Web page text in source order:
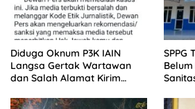
Diduga Oknum P3K IAIN
Langsa Gertak Wartawan
dan Salah Alamat Kirim
SPPG